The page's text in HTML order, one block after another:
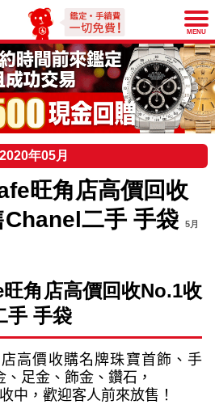
CAFE
MENU
2020年05月
旺角店高價回收
二手 手袋
5月
旺角店高價回收No.1收
手 手袋
高價收購名牌珠寶首飾、手
、足金、飾金、鑽石，
中，歡迎客人前來放售！